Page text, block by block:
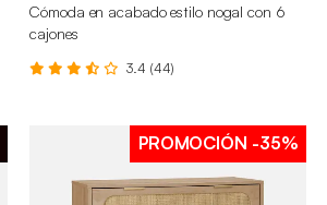
Cómoda en acabado estilo nogal con 6
cajones
3.4 (44)
PROMOCIÓN -35%